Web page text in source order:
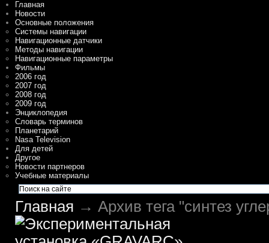
Главная
Новости
Основные положения
Системы навигации
Навигационные датчики
Методы навигации
Навигационные параметры
Фильмы
2006 год
2007 год
2008 год
2009 год
Энциклопедия
Словарь терминов
Планетарий
Nasa Television
Для детей
Другое
Новости партнеров
Учебные материалы
Главная → Архив тега "синтез